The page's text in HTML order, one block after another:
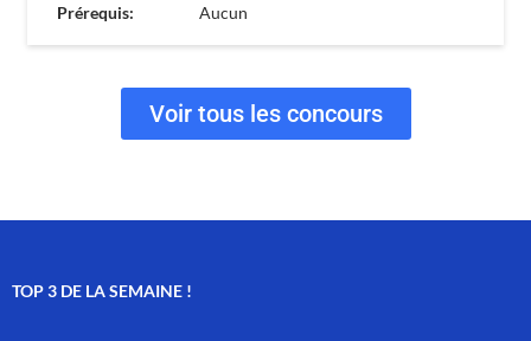
Prérequis:
Aucun
Voir tous les concours
TOP 3 DE LA SEMAINE !